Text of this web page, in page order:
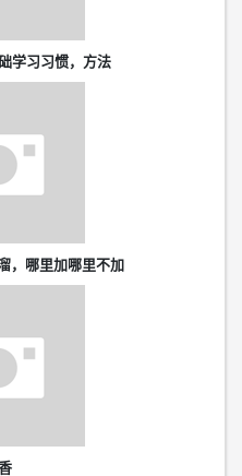
学习习惯，方法
，哪里加哪里不加